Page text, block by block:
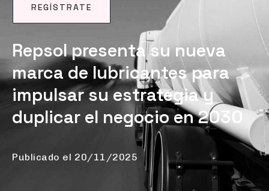
REGÍSTRATE
NOTICIAS
Repsol presenta su nueva
marca de lubricantes para
impulsar su estrategia y
duplicar el negocio en 2030
Publicado el 20/11/2025